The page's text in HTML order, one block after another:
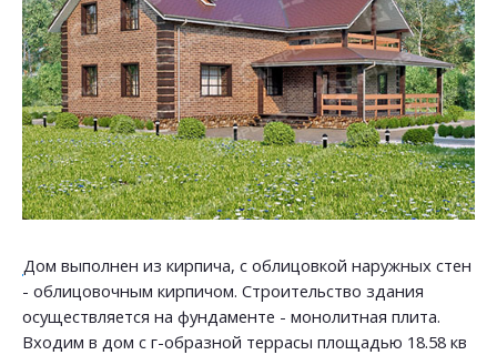
Дом выполнен из кирпича, с облицовкой наружных стен
- облицовочным кирпичом. Строительство здания
осуществляется на фундаменте - монолитная плита.
Входим в дом с г-образной террасы площадью 18.58 кв